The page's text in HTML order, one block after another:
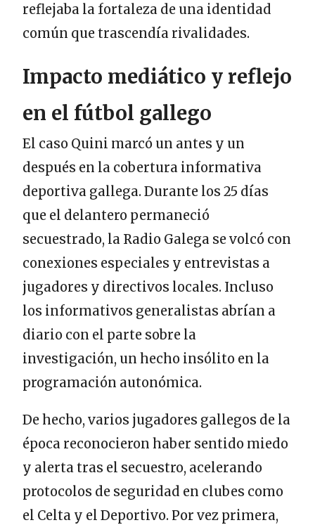
reflejaba la fortaleza de una identidad
común que trascendía rivalidades.
Impacto mediático y reflejo
en el fútbol gallego
El caso Quini marcó un antes y un
después en la cobertura informativa
deportiva gallega. Durante los 25 días
que el delantero permaneció
secuestrado, la Radio Galega se volcó con
conexiones especiales y entrevistas a
jugadores y directivos locales. Incluso
los informativos generalistas abrían a
diario con el parte sobre la
investigación, un hecho insólito en la
programación autonómica.
De hecho, varios jugadores gallegos de la
época reconocieron haber sentido miedo
y alerta tras el secuestro, acelerando
protocolos de seguridad en clubes como
el Celta y el Deportivo. Por vez primera,